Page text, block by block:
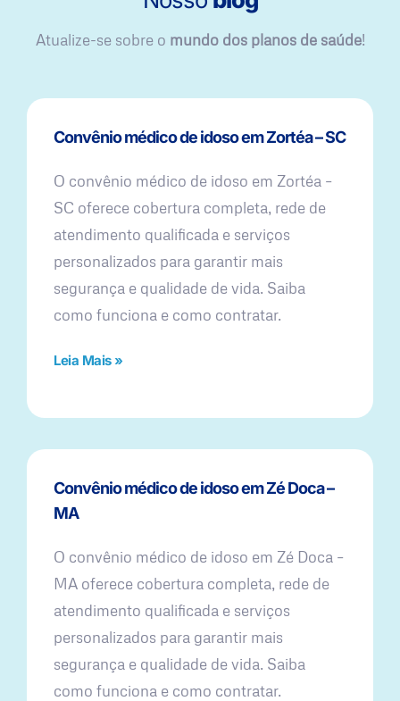
Atualize-se sobre o mundo dos planos de saúde!
Convênio médico de idoso em Zortéa – SC
O convênio médico de idoso em Zortéa –
SC oferece cobertura completa, rede de
atendimento qualificada e serviços
personalizados para garantir mais
segurança e qualidade de vida. Saiba
como funciona e como contratar.
Leia Mais »
Convênio médico de idoso em Zé Doca –
MA
O convênio médico de idoso em Zé Doca –
MA oferece cobertura completa, rede de
atendimento qualificada e serviços
personalizados para garantir mais
segurança e qualidade de vida. Saiba
como funciona e como contratar.